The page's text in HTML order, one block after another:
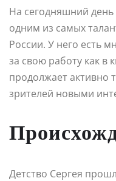
На сегодняшний день
одним из самых
России. У него есть
за свою работу как в
продолжает активно
зрителей новыми
Детство Сергея